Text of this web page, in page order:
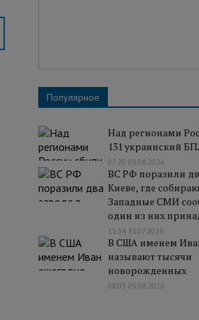
Популярное
Над регионами
131 украинский
07:25 03.08.2026
ВС РФ поразили
Киеве, где
Западные СМИ
один из них
11:34 31.07.2026
В США именем
называют тысячи
новорожденных
08:05 05.08.2026